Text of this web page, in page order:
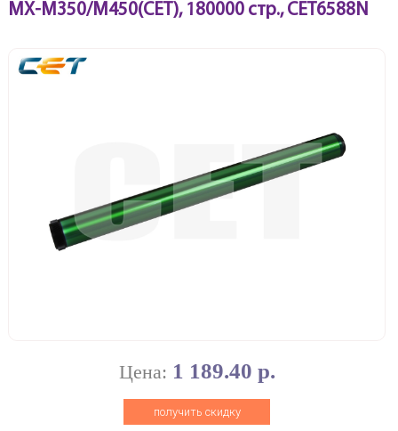
MX-M350/M450(CET), 180000 стр., CET6588N
Цена: 1 189.40 р.
получить скидку